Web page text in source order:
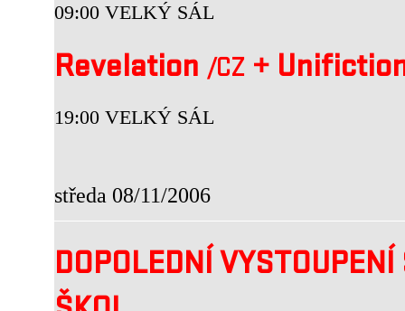
09:00 VELKÝ SÁL
Revelation /CZ +
19:00 VELKÝ SÁL
středa 08/11/2006
DOPOLEDNÍ